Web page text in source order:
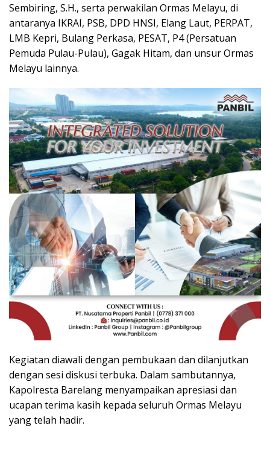
Sembiring, S.H., serta perwakilan Ormas Melayu, di
antaranya IKRAI, PSB, DPD HNSI, Elang Laut, PERPAT,
LMB Kepri, Bulang Perkasa, PESAT, P4 (Persatuan
Pemuda Pulau-Pulau), Gagak Hitam, dan unsur Ormas
Melayu lainnya.
Kegiatan diawali dengan pembukaan dan dilanjutkan
dengan sesi diskusi terbuka. Dalam sambutannya,
Kapolresta Barelang menyampaikan apresiasi dan
ucapan terima kasih kepada seluruh Ormas Melayu
yang telah hadir.